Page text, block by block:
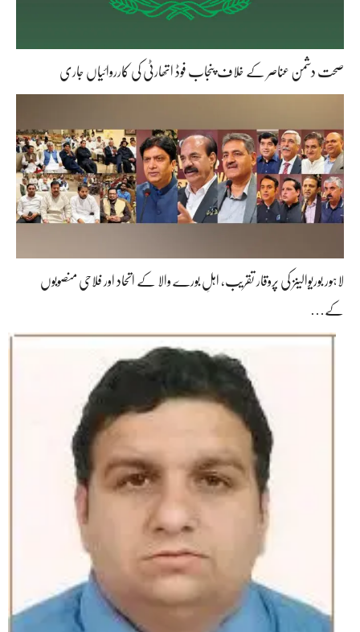
صحت دشمن عناصر کے خلاف پنجاب فوڈ اتھارٹی کی کارروائیاں جاری
لاہور بوریوالینز کی پروقار تقریب، اہلِ بورے والا کے اتحاد اور فلاحی منصوبوں
کے…